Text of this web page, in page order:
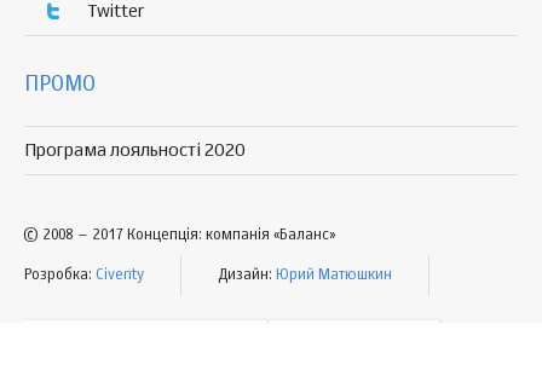
Twitter
ПРОМО
Програма лояльності 2020
© 2008 – 2017 Концепція: компанія «Баланс»
Розробка: Civenty Дизайн: Юрий Матюшкин